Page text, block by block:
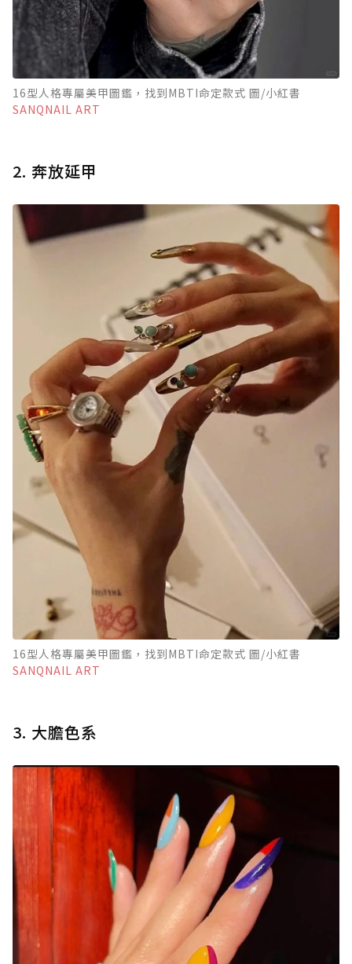
16型人格專屬美甲圖鑑，找到MBTI命定款式 圖/小紅書
SANQNAIL ART
2. 奔放延甲
16型人格專屬美甲圖鑑，找到MBTI命定款式 圖/小紅書
SANQNAIL ART
3. 大膽色系